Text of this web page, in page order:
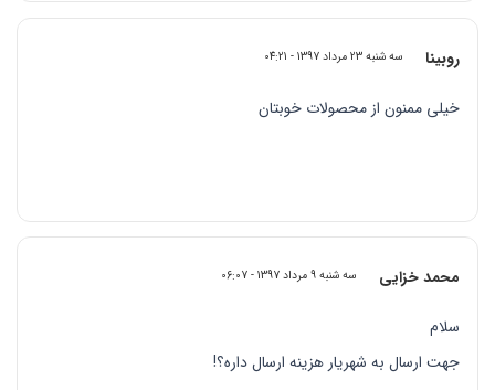
روبینا سه شنبه 23 مرداد 1397 - 04:21
خیلی ممنون از محصولات خوبتان
محمد خزایی سه شنبه 9 مرداد 1397 - 06:07
سلام
جهت ارسال به شهریار هزینه ارسال داره؟!